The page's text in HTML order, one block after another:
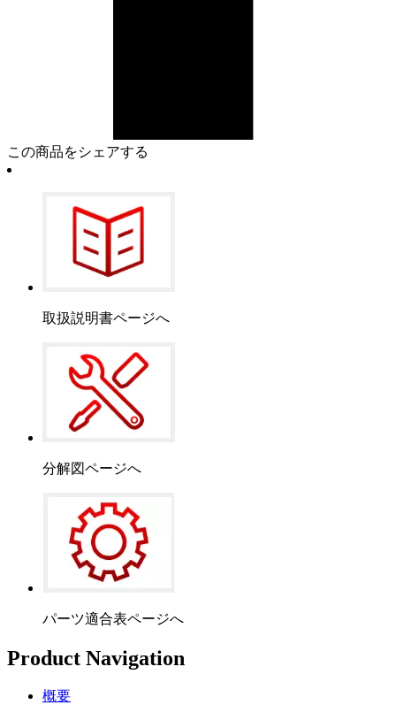
この商品をシェアする
取扱説明書ページへ
分解図ページへ
パーツ適合表ページへ
Product Navigation
概要